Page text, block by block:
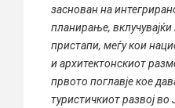
заснован на
планирање,
пристапи, меѓу кои
и архитектонскиот
првото поглавје кое
туристичкиот развој во